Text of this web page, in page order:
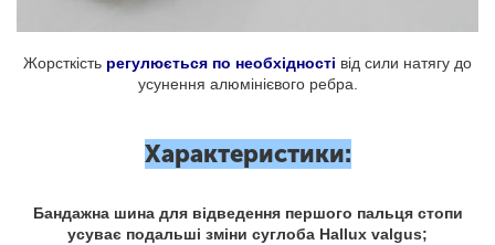
Жорсткість регулюється по необхідності від сили натягу до
усунення алюмінієвого ребра.
Характеристики:
Бандажна шина для відведення першого пальця стопи
усуває подальші зміни суглоба Hallux valgus;